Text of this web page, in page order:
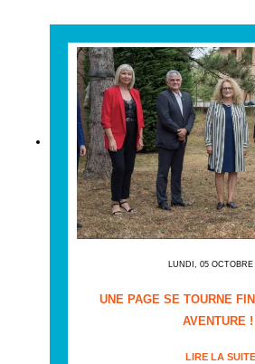
LUNDI, 05 OCTOBRE
UNE PAGE SE TOURNE
AVENTURE !
LIRE LA SUITE